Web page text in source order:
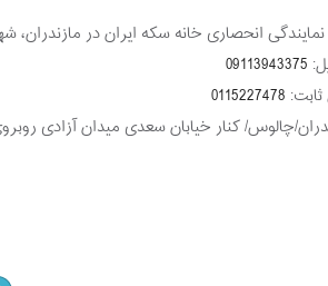
نمایندگی انحصاری خانه سکه ایران در مازندران،
09113943375
0115227478
چالوس/ كنار خيابان سعدی ميدان آزادی